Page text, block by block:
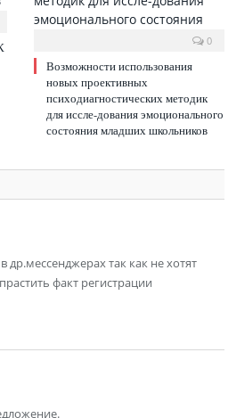
0
Возможности использования
новых проективных
психодиагностических методик
для иссле-дования эмоционального
состояния младших школьников
так как не хотят
факт регистрации